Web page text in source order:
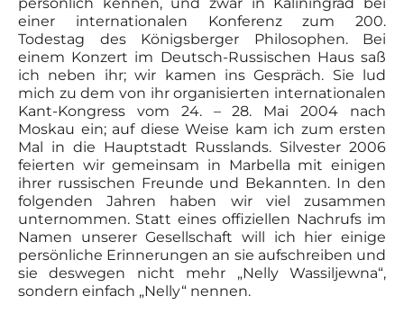
einer internationalen Konferenz zum 200.
Todestag des Königsberger Philosophen. Bei
einem Konzert im Deutsch-Russischen Haus saß
ich neben ihr; wir kamen ins Gespräch. Sie lud
mich zu dem von ihr organisierten internationalen
Kant-Kongress vom 24. – 28. Mai 2004 nach
Moskau ein; auf diese Weise kam ich zum ersten
Mal in die Hauptstadt Russlands. Silvester 2006
feierten wir gemeinsam in Marbella mit einigen
ihrer russischen Freunde und Bekannten. In den
folgenden Jahren haben wir viel zusammen
unternommen. Statt eines offiziellen Nachrufs im
Namen unserer Gesellschaft will ich hier einige
persönliche Erinnerungen an sie aufschreiben und
sie deswegen nicht mehr „Nelly Wassiljewna“,
sondern einfach „Nelly“ nennen.